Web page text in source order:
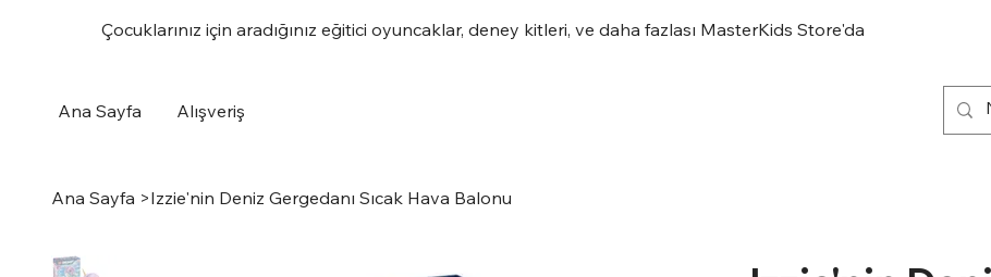
Çocuklarınız için aradığınız eğitici oyuncaklar, deney kitleri, ve daha fazlası MasterKids Store'da
Ana Sayfa Alışveriş
Ana Sayfa >Izzie'nin Deniz Gergedanı Sıcak Hava Balonu